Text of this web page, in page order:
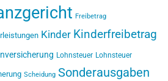
Freibetrag
Kinder Kinderfreibetrag
Lohnsteuer Lohnsteuer
Scheidung Sonderausgaben